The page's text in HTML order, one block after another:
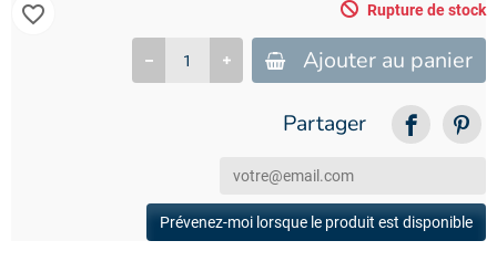
Rupture de stock
Ajouter au panier
favorite_border
Partager
Prévenez-moi lorsque le produit est disponible